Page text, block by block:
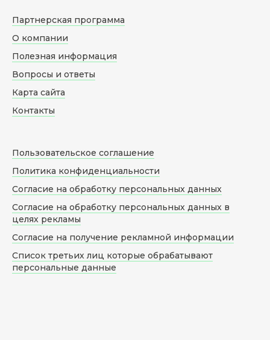
Партнерская программа
О компании
Полезная информация
Вопросы и ответы
Карта сайта
Контакты
Пользовательское соглашение
Политика конфиденциальности
Согласие на обработку персональных данных
Согласие на обработку персональных данных в
целях рекламы
Согласие на получение рекламной информации
Список третьих лиц которые обрабатывают
персональные данные